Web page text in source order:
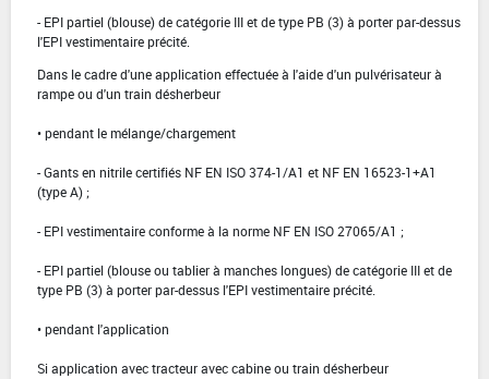
- EPI partiel (blouse) de catégorie III et de type PB (3) à porter par-dessus
l'EPI vestimentaire précité.
Dans le cadre d'une application effectuée à l'aide d'un pulvérisateur à
rampe ou d'un train désherbeur
• pendant le mélange/chargement
- Gants en nitrile certifiés NF EN ISO 374-1/A1 et NF EN 16523-1+A1
(type A) ;
- EPI vestimentaire conforme à la norme NF EN ISO 27065/A1 ;
- EPI partiel (blouse ou tablier à manches longues) de catégorie III et de
type PB (3) à porter par-dessus l'EPI vestimentaire précité.
• pendant l'application
Si application avec tracteur avec cabine ou train désherbeur